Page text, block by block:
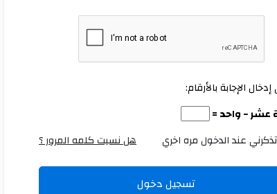
الإجابة بالأرقام:
عشر − واحد =
تذكرني عند الدخول مره اخري
هل نسيت كلمه المرور ؟
تسجيل دخول